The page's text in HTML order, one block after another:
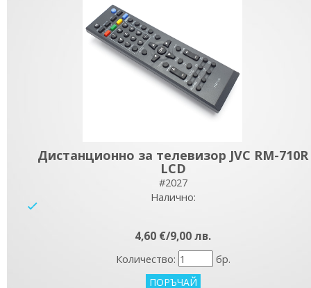
Дистанционно за телевизор JVC RM-710R
LCD
#2027
Налично:
4,60 €/9,00 лв.
Количество: бр.